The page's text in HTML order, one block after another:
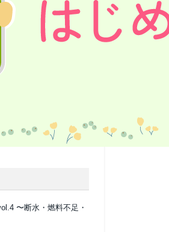
〜断水・燃料不足・